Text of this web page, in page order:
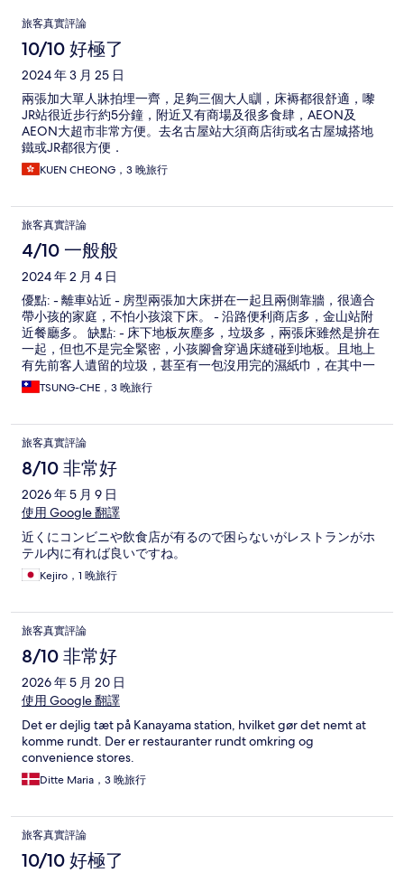
評
論
旅客真實評論
10/10 好極了
2024 年 3 月 25 日
兩張加大單人牀拍埋一齊，足夠三個大人瞓，床褥都很舒適，嚟
JR站很近步行約5分鐘，附近又有商場及很多食肆，AEON及
AEON大超市非常方便。去名古屋站大須商店街或名古屋城搭地
鐵或JR都很方便．
KUEN CHEONG，3 晚旅行
旅客真實評論
4/10 一般般
2024 年 2 月 4 日
優點: - 離車站近 - 房型兩張加大床拼在一起且兩側靠牆，很適合
帶小孩的家庭，不怕小孩滾下床。 - 沿路便利商店多，金山站附
近餐廳多。 缺點: - 床下地板灰塵多，垃圾多，兩張床雖然是拚在
一起，但也不是完全緊密，小孩腳會穿過床縫碰到地板。且地上
有先前客人遺留的垃圾，甚至有一包沒用完的濕紙巾，在其中一
天清掃人員可能發現以為是我們掉下去的，幫我們放在床頭，但
那並不是我們的東西。而且其他掉落在床底的東西也仍然沒有完
怕一碰到就倒了。 - 第一天check in的時候，浴室的兩個杯子，上
面有蓋子，但其中一杯裡面有水，不知道是清掃人員裝的還是先
前客人遺留的。 - 吹風機的脖子很鬆，無法順利使用，拿著吹風
機到一樓櫃台詢問能否更換，回答是沒有其他可更換。 - 房間內
椅子的椅墊也是脫落的，看上面有螺絲孔，所以並不是原本就設
計成可移除的，沒坐好會摔倒。 - 床單跟被子有點粗糙，躺起來
覺得有點癢。
TSUNG-CHE，3 晚旅行
旅客真實評論
8/10 非常好
2026 年 5 月 9 日
使用 Google 翻譯
近くにコンビニや飲食店が有るので困らないがレストランがホ
テル内に有れば良いですね。
Kejiro，1 晚旅行
旅客真實評論
8/10 非常好
2026 年 5 月 20 日
使用 Google 翻譯
Det er dejlig tæt på Kanayama station, hvilket gør det nemt at
komme rundt. Der er restauranter rundt omkring og
convenience stores.
Ditte Maria，3 晚旅行
旅客真實評論
10/10 好極了